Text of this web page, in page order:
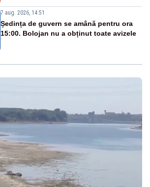
7 aug. 2026, 14:51
Ședința de guvern se amână pentru ora
15:00. Bolojan nu a obținut toate avizele